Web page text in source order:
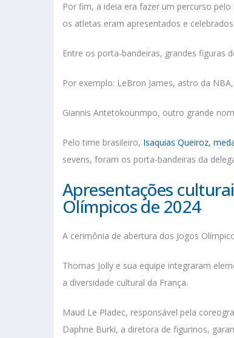
Por fim, a ideia era fazer um percurso
os atletas eram apresentados e celebrados.​
Entre os porta-bandeiras, grandes figuras
Por exemplo: LeBron James, astro da
Giannis Antetokounmpo, outro grande
Pelo time brasileiro, Isaquias Queiroz,
sevens, foram os porta-bandeiras da
Apresentações
Olímpicos de 2024
A cerimônia de abertura dos Jogos
Thomas Jolly e sua equipe integraram
a diversidade cultural da França.
Maud Le Pladec, responsável pela
Daphne Burki, a diretora de figurinos,